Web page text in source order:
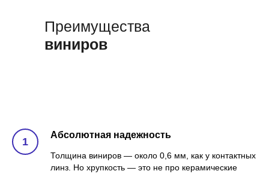
Преимущества
виниров
Абсолютная надежность
Толщина виниров — около 0,6 мм, как у контактных
линз. Но хрупкость — это не про керамические